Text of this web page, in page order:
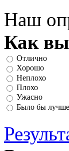
Наш
Как вы
Отлично
Хорошо
Неплохо
Плохо
Ужасно
Было бы лучше